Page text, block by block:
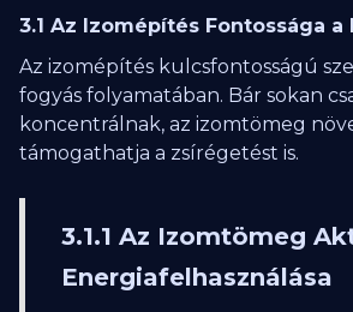
3.1 Az Izomépítés Fontossága a
Az izomépítés kulcsfontosságú
fogyás folyamatában. Bár sokan
koncentrálnak, az izomtömeg
támogathatja a zsírégetést is.
3.1.1 Az Izomtömeg
Energiafelhasználása